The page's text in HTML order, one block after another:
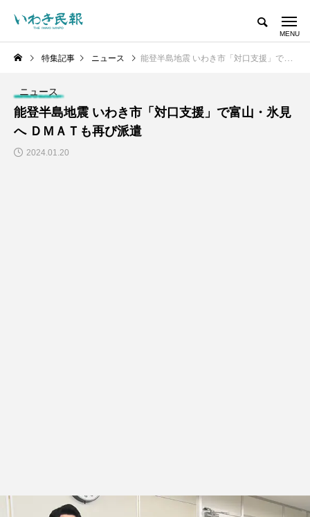
特集記事 ニュース 能登半島地震 いわき市「対口支援」で富山・氷見へ ＤＭＡＴも再び派遣
ニュース
能登半島地震 いわき市「対口支援」で富山・氷見
へ ＤＭＡＴも再び派遣
2024.01.20